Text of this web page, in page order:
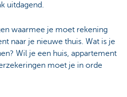
uitdagend.
waarmee je moet rekening
naar je nieuwe thuis. Wat is je
Wil je een huis, appartement
moet je in orde